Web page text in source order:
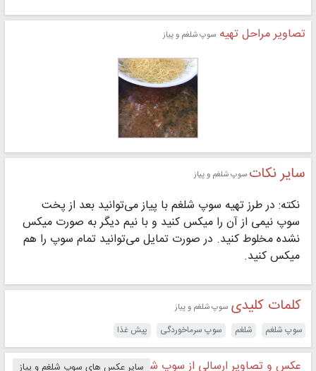
تصاویر مراحل تهیه سوپ شلغم و پیاز
سایر نکات سوپ شلغم و پیاز
نکته: در طرز تهیه سوپ شلغم با پیاز می‌توانید بعد از پخت
سوپ نیمی از آن را میکس کنید و با نیم دیگر به صورت میکس
نشده مخلوط کنید. در صورت تمایل می‌توانید تمام سوپ را هم
میکس کنید.
کلمات کلیدی سوپ شلغم و پیاز
سوپ شلغم شلغم سوپ سرماخوردگی پیش غذا
عکس و تصاویر ارسالی از سوپ شلغم و پیازسایر عکس های سوپ شلغم و پیاز